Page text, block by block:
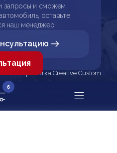
запросы и сможем
оставьте
наш менеджер
Разработка Creative Custom
6